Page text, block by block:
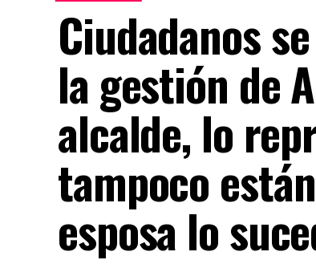
Ciudadanos
la gestión de
alcalde, lo
tampoco
esposa lo